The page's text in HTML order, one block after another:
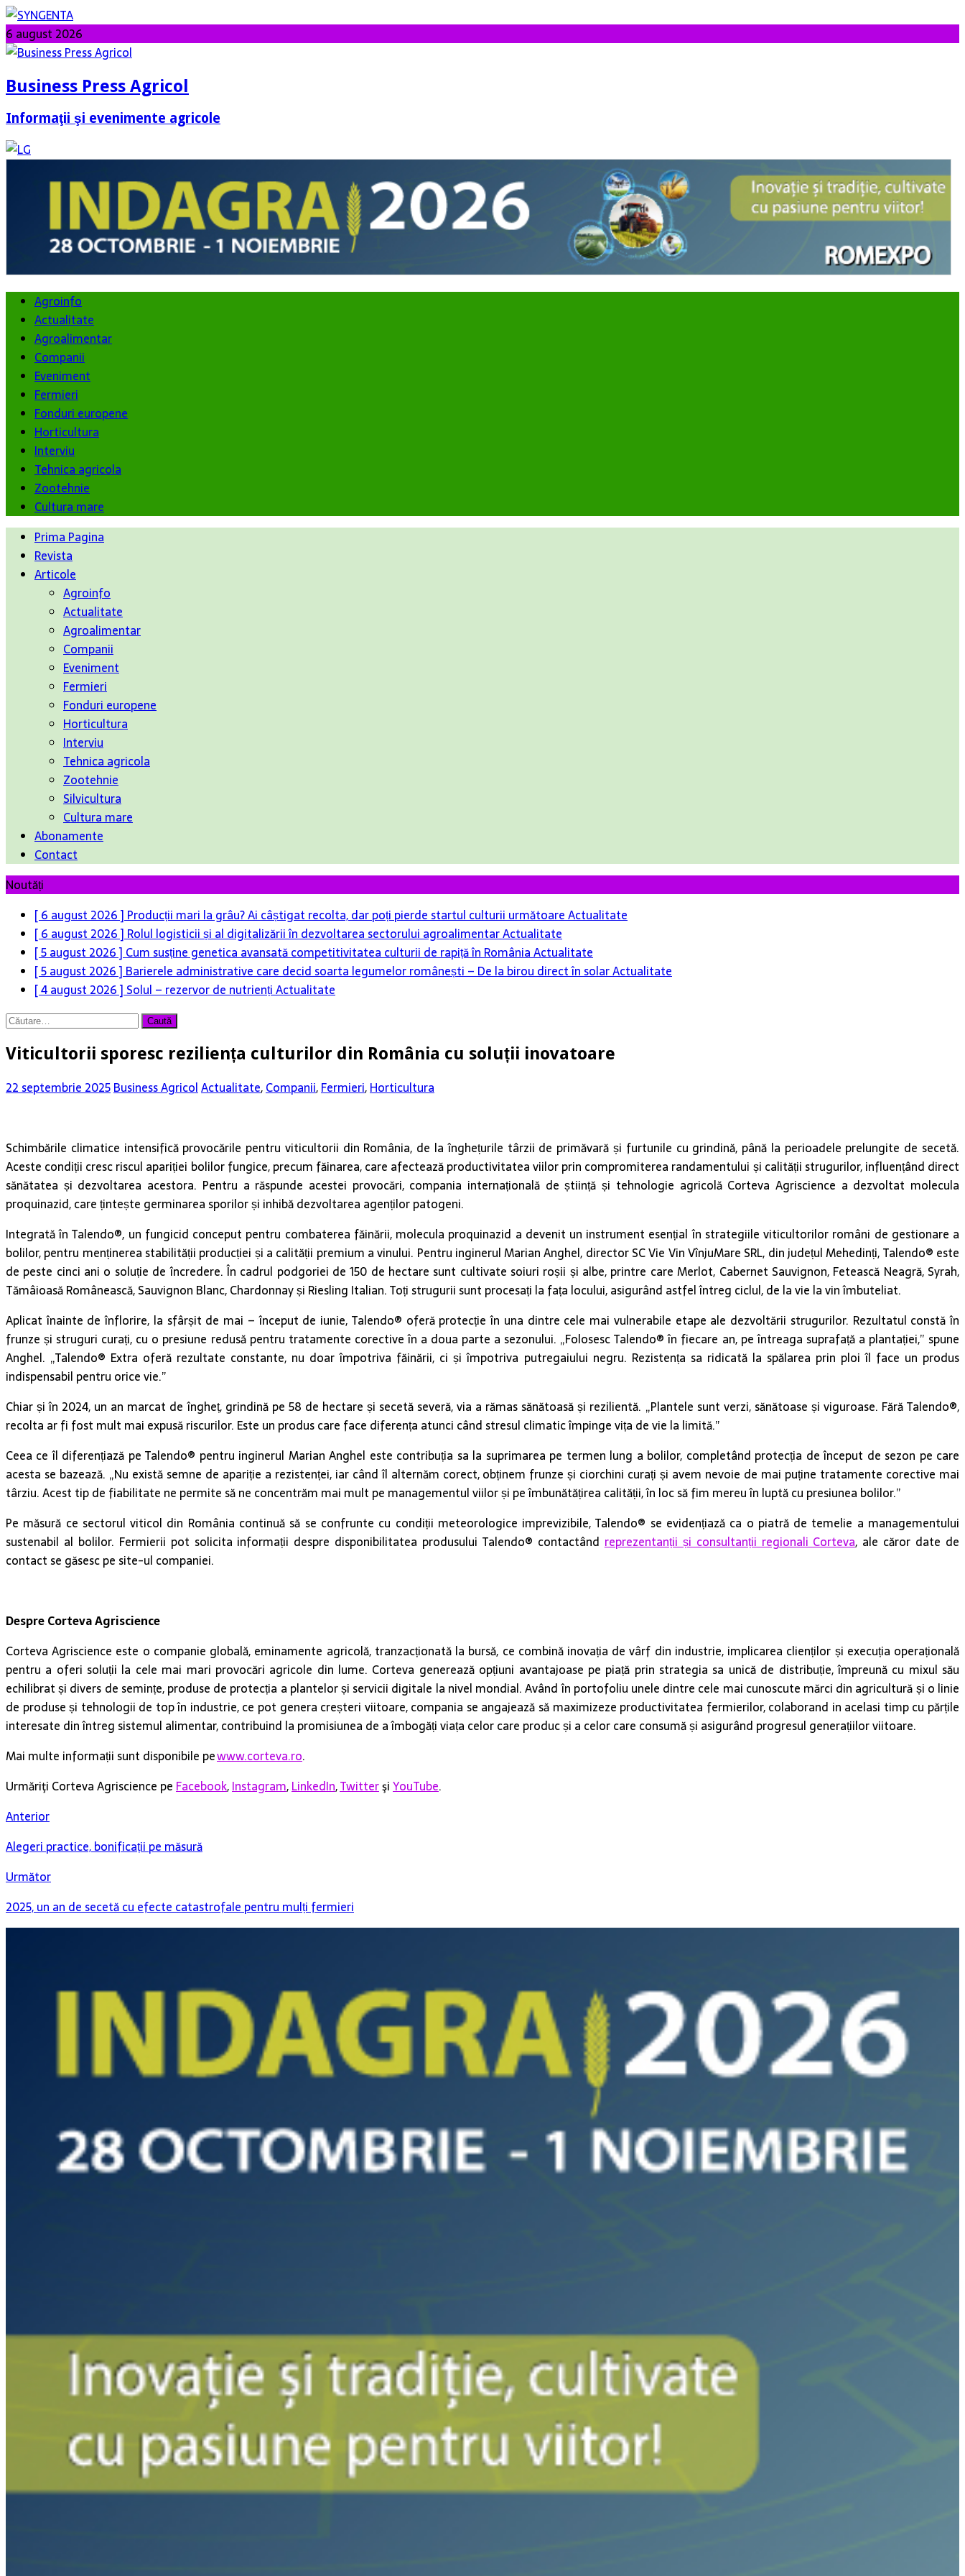
6 august 2026
Business Press Agricol
Informaţii şi evenimente agricole
Agroinfo
Actualitate
Agroalimentar
Companii
Eveniment
Fermieri
Fonduri europene
Horticultura
Interviu
Tehnica agricola
Zootehnie
Cultura mare
Prima Pagina
Revista
Articole
Agroinfo
Actualitate
Agroalimentar
Companii
Eveniment
Fermieri
Fonduri europene
Horticultura
Interviu
Tehnica agricola
Zootehnie
Silvicultura
Cultura mare
Abonamente
Contact
Noutăți
[ 6 august 2026 ] Producții mari la grâu? Ai câștigat recolta, dar poți pierde startul culturii următoareActualitate
[ 6 august 2026 ] Rolul logisticii și al digitalizării în dezvoltarea sectorului agroalimentarActualitate
[ 5 august 2026 ] Cum susține genetica avansată competitivitatea culturii de rapiță în RomâniaActualitate
[ 5 august 2026 ] Barierele administrative care decid soarta legumelor românești – De la birou direct în solarActualitate
[ 4 august 2026 ] Solul – rezervor de nutriențiActualitate
Caută
Viticultorii sporesc reziliența culturilor din România cu soluții inovatoare
22 septembrie 2025Business AgricolActualitate,Companii,Fermieri,Horticultura
Schimbările climatice intensifică provocările pentru viticultorii din România, de la înghețurile târzii de primăvară și furtunile cu grindină, până la perioadele prelungite de secetă.
Aceste condiții cresc riscul apariției bolilor fungice, precum făinarea, care afectează productivitatea viilor prin compromiterea randamentului și calității strugurilor, influențând direct
sănătatea și dezvoltarea acestora. Pentru a răspunde acestei provocări, compania internațională de știință și tehnologie agricolă Corteva Agriscience a dezvoltat molecula
proquinazid, care țintește germinarea sporilor și inhibă dezvoltarea agenților patogeni.
Integrată în Talendo®, un fungicid conceput pentru combaterea făinării, molecula proquinazid a devenit un instrument esențial în strategiile viticultorilor români de gestionare a
bolilor, pentru menținerea stabilității producției și a calității premium a vinului. Pentru inginerul Marian Anghel, director SC Vie Vin VînjuMare SRL, din județul Mehedinți, Talendo® este
de peste cinci ani o soluție de încredere. În cadrul podgoriei de 150 de hectare sunt cultivate soiuri roșii și albe, printre care Merlot, Cabernet Sauvignon, Fetească Neagră, Syrah,
Tămâioasă Românească, Sauvignon Blanc, Chardonnay și Riesling Italian. Toți strugurii sunt procesați la fața locului, asigurând astfel întreg ciclul, de la vie la vin îmbuteliat.
Aplicat înainte de înflorire, la sfârșit de mai – început de iunie, Talendo® oferă protecție în una dintre cele mai vulnerabile etape ale dezvoltării strugurilor. Rezultatul constă în
frunze și struguri curați, cu o presiune redusă pentru tratamente corective în a doua parte a sezonului. „Folosesc Talendo® în fiecare an, pe întreaga suprafață a plantației,” spune
Anghel. „Talendo® Extra oferă rezultate constante, nu doar împotriva făinării, ci și împotriva putregaiului negru. Rezistența sa ridicată la spălarea prin ploi îl face un produs
indispensabil pentru orice vie.”
Chiar și în 2024, un an marcat de îngheț, grindină pe 58 de hectare și secetă severă, via a rămas sănătoasă și rezilientă. „Plantele sunt verzi, sănătoase și viguroase. Fără Talendo®,
recolta ar fi fost mult mai expusă riscurilor. Este un produs care face diferența atunci când stresul climatic împinge vița de vie la limită.”
Ceea ce îl diferențiază pe Talendo® pentru inginerul Marian Anghel este contribuția sa la suprimarea pe termen lung a bolilor, completând protecția de început de sezon pe care
acesta se bazează. „Nu există semne de apariție a rezistenței, iar când îl alternăm corect, obținem frunze și ciorchini curați și avem nevoie de mai puține tratamente corective mai
târziu. Acest tip de fiabilitate ne permite să ne concentrăm mai mult pe managementul viilor și pe îmbunătățirea calității, în loc să fim mereu în luptă cu presiunea bolilor.”
Pe măsură ce sectorul viticol din România continuă să se confrunte cu condiții meteorologice imprevizibile, Talendo® se evidențiază ca o piatră de temelie a managementului
sustenabil al bolilor. Fermierii pot solicita informații despre disponibilitatea produsului Talendo® contactând reprezentanții și consultanții regionali Corteva, ale căror date de
contact se găsesc pe site-ul companiei.
Despre Corteva Agriscience
Corteva Agriscience este o companie globală, eminamente agricolă, tranzacționată la bursă, ce combină inovația de vârf din industrie, implicarea clienților și execuția operațională
pentru a oferi soluții la cele mai mari provocări agricole din lume. Corteva generează opțiuni avantajoase pe piață prin strategia sa unică de distribuție, împreună cu mixul său
echilibrat și divers de semințe, produse de protecția a plantelor și servicii digitale la nivel mondial. Având în portofoliu unele dintre cele mai cunoscute mărci din agricultură și o linie
de produse și tehnologii de top în industrie, ce pot genera creșteri viitoare, compania se angajează să maximizeze productivitatea fermierilor, colaborand in acelasi timp cu părțile
interesate din întreg sistemul alimentar, contribuind la promisiunea de a îmbogăți viața celor care produc și a celor care consumă și asigurând progresul generațiilor viitoare.
Mai multe informații sunt disponibile pewww.corteva.ro.
Urmăriţi Corteva Agriscience pe Facebook,Instagram,LinkedIn,TwitterşiYouTube.
Anterior
Alegeri practice, bonificații pe măsură
Următor
2025, un an de secetă cu efecte catastrofale pentru mulți fermieri